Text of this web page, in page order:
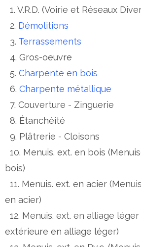
1. V.R.D. (Voirie et Réseaux
2. Démolitions
3. Terrassements
4. Gros-oeuvre
5. Charpente en bois
6. Charpente métallique
7. Couverture - Zinguerie
8. Étanchéité
9. Plâtrerie - Cloisons
10. Menuis. ext. en bois
bois)
11. Menuis. ext. en acier
en acier)
12. Menuis. ext. en alliage
extérieure en alliage léger)